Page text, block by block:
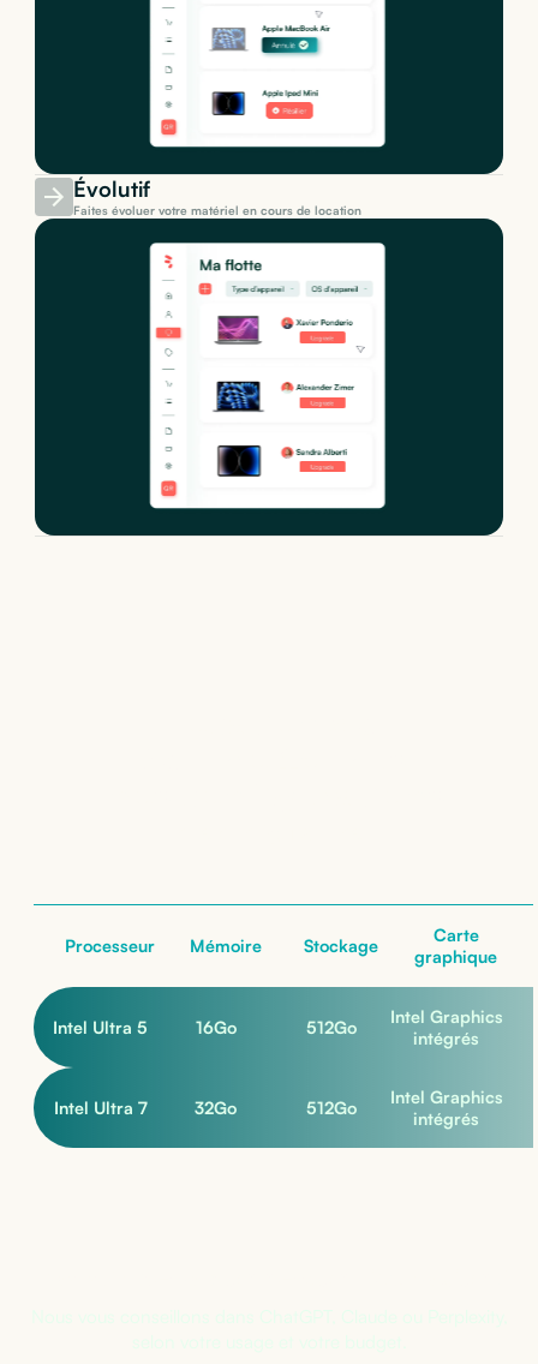
Évolutif
Faites évoluer votre matériel en cours de location
Processeur Mémoire Stockage
Carte
graphique
Intel Ultra 5 16Go 512Go
Intel Graphics
intégrés
Intel Ultra 7 32Go 512Go
Intel Graphics
intégrés